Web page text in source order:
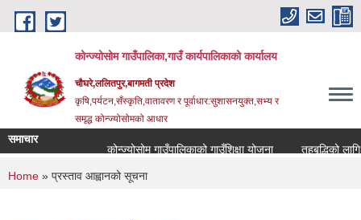
Skip to main content
कोन्ज्योसोम गाउँपालिका,गाउँ कार्यपालिकाको कार्यालय
चौघरे,ललितपुर,बागमती प्रदेश
कृषि,पर्यटन,सँस्कृति,वातावरण र पूर्वाधार:सुशासनयुक्त,सभ्य र
समृद्ध कोन्ज्योसोमको आधार
समाचार
कोन्ज्योसोम गाउँपालिकाको गाउँशिक्षा योजना
तहबृद्धिको
You are here
Home » प्रस्ताव आह्वानको सूचना